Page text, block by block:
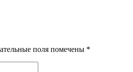
поля помечены *